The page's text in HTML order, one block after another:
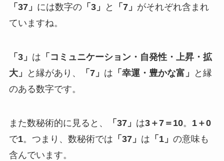
「37」 には数字の「3」 と 「7」 がそれぞれ含まれ
ていますね。
「3」 は 「コミュニケーション・自発性・上昇・拡
大」
と縁があり、 「7」 は 「幸運・豊かな富」
と縁
のある数字です。
また数秘術的に見ると、 「37」 は3＋7＝10。 1＋0
で1。つまり、数秘術では 「37」 は 「1」 の意味も
含んでいます。